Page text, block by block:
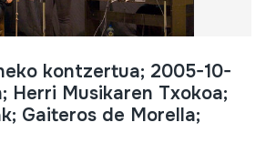
kontzertua; 2005-10-
Herri Musikaren Txokoa;
Gaiteros de Morella;